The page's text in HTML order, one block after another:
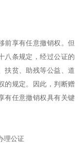
前享有任意撤销权。但
八条规定，经过公证的
扶贫、助残等公益、道
的规定。因此，判断赠
有任意撤销权具有关键
理公证